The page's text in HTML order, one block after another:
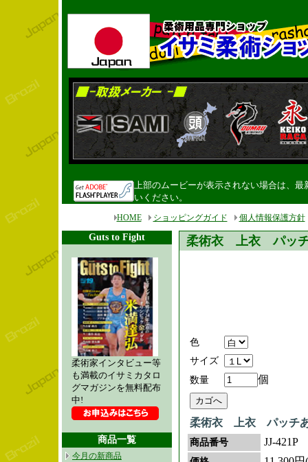
上部のムービーが表示されない場合は、最
いください。
HOME ショッピングガイド 個人情報保護方針
Guts to Fight
柔術家インタビュー等
も満載のイサミカタロ
グマガジンを無料配布
中!
商品一覧
今月の新商品
柔術衣 上衣 パッチ
色
サイズ
数量
個
柔術衣 上衣 パッチあ
商品番号 JJ-421P